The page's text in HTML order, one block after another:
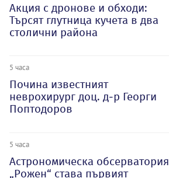
Акция с дронове и обходи:
Търсят глутница кучета в два
столични района
5 часа
Почина известният
неврохирург доц. д-р Георги
Поптодоров
5 часа
Астрономическа обсерватория
„Рожен“ става първият